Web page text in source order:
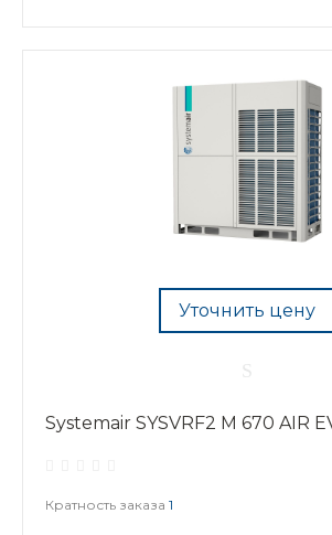
Уточнить цену
Systemair SYSVRF2 M 670 AIR
Кратность заказа 1